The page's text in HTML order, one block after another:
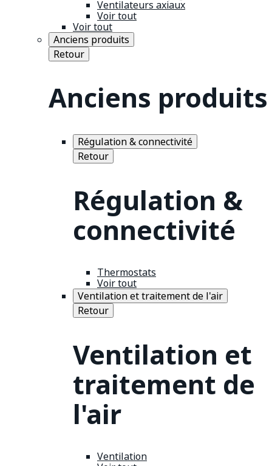
Ventilateurs axiaux
Voir tout
Voir tout
Anciens produits
Retour
Anciens produits
Régulation & connectivité
Retour
Régulation &
connectivité
Thermostats
Voir tout
Ventilation et traitement de l'air
Retour
Ventilation et
traitement de
l'air
Ventilation